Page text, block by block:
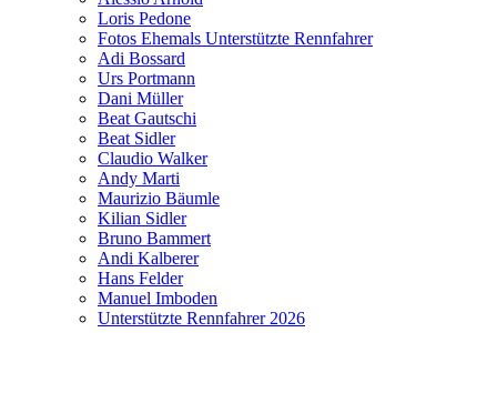
Loris Pedone
Fotos Ehemals Unterstützte Rennfahrer
Adi Bossard
Urs Portmann
Dani Müller
Beat Gautschi
Beat Sidler
Claudio Walker
Andy Marti
Maurizio Bäumle
Kilian Sidler
Bruno Bammert
Andi Kalberer
Hans Felder
Manuel Imboden
Unterstützte Rennfahrer 2026